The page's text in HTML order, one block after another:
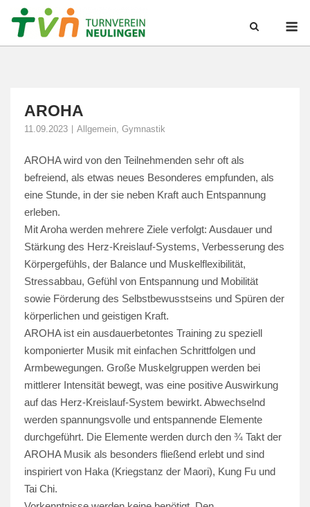
AROHA
11.09.2023 Allgemein, Gymnastik
AROHA wird von den Teilnehmenden sehr oft als
befreiend, als etwas neues Besonderes empfunden, als
eine Stunde, in der sie neben Kraft auch Entspannung
erleben.
Mit Aroha werden mehrere Ziele verfolgt: Ausdauer und
Stärkung des Herz-Kreislauf-Systems, Verbesserung des
Körpergefühls, der Balance und Muskelflexibilität,
Stressabbau, Gefühl von Entspannung und Mobilität
sowie Förderung des Selbstbewusstseins und Spüren der
körperlichen und geistigen Kraft.
AROHA ist ein ausdauerbetontes Training zu speziell
komponierter Musik mit einfachen Schrittfolgen und
Armbewegungen. Große Muskelgruppen werden bei
mittlerer Intensität bewegt, was eine positive Auswirkung
auf das Herz-Kreislauf-System bewirkt. Abwechselnd
werden spannungsvolle und entspannende Elemente
durchgeführt. Die Elemente werden durch den ¾ Takt der
AROHA Musik als besonders fließend erlebt und sind
inspiriert von Haka (Kriegstanz der Maori), Kung Fu und
Tai Chi.